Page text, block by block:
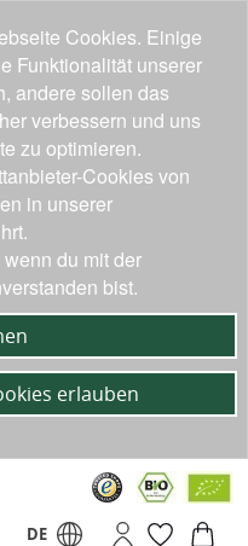
DE
Cookies. Einige
Funktionalität unserer
andere sollen das
verbessern und uns
zu optimieren.
Cookies von
in unserer
du mit der
bist.
erlauben